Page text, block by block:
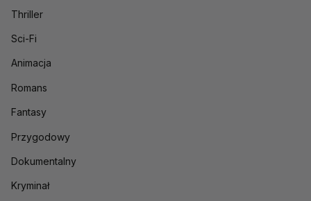
Thriller
Sci-Fi
Animacja
Romans
Fantasy
Przygodowy
Dokumentalny
Kryminał